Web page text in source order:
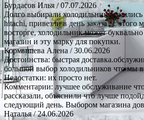
Бурдасов Илья/ 07.07.2026
Долго выбирали холодильник ,
hitachi, привезли в день заказа , с этого
восторге, холодильник может
магазин и эту марку для покупки.
Кормышева Алена / 30.06.2026
Достоинства: быстрая
большой выбор холодильников что мы
Недостатки: их просто нет.
Комментарии: лучшее обслуживание
рассказали, объяснили что лучше
следующий день. Выбором магазина
Наталья/ 24.06.2026